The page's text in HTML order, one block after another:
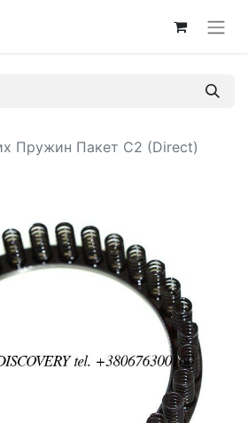
Пружин Пакет C2 (Direct)